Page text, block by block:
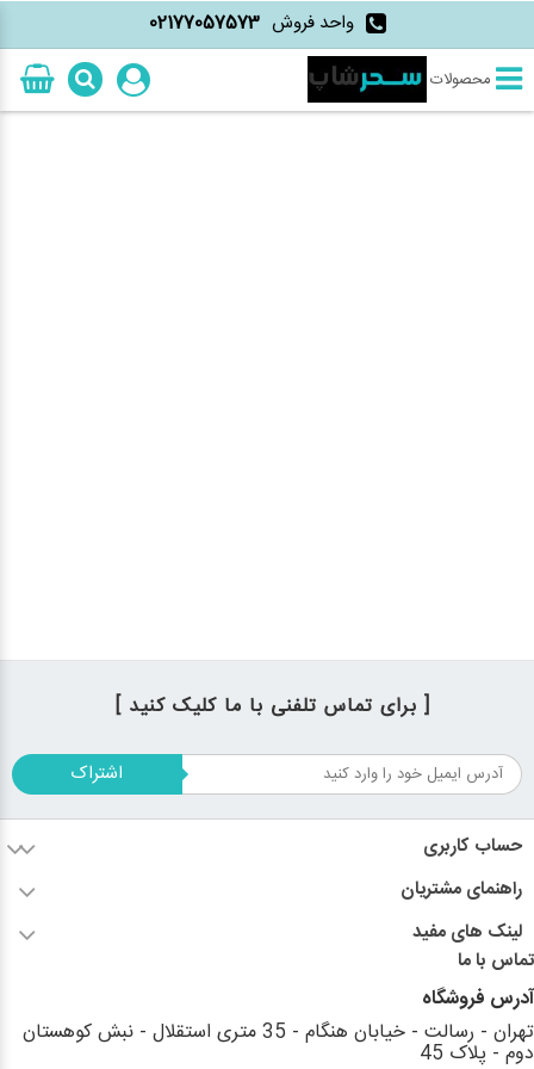
واحد فروش 02177057573
محصولات
[ برای تماس تلفنی با ما کلیک کنید ]
اشتراک
حساب کاربری
راهنمای مشتریان
لینک های مفید
تماس با ما
آدرس فروشگاه
تهران - رسالت - خیابان هنگام - 35 متری استقلال - نبش کوهستان
دوم - پلاک 45